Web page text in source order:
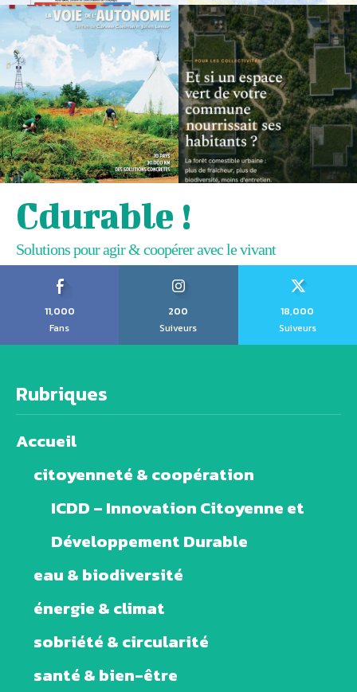
Cdurable !
Solutions pour agir & coopérer avec le vivant
11,000
Fans
200
Suiveurs
18,000
Suiveurs
Rubriques
Accueil
citoyenneté & coopération
ICDD – Innovation Citoyenne et
Développement Durable
eau & biodiversité
énergie & climat
sobriété & circularité
santé & bien-être